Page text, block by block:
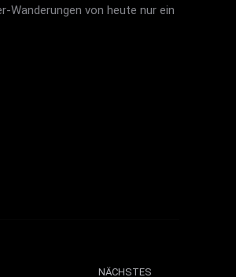
Wanderungen von heute nur ein
NÄCHSTES